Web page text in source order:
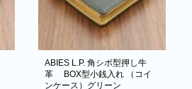
ABIES L.P. 角シボ型押し牛
革 BOX型小銭入れ （コイ
ンケース）グリーン